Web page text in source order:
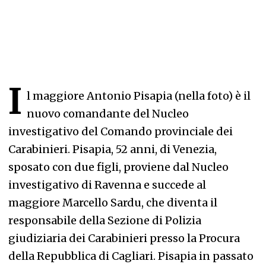
I l maggiore Antonio Pisapia (nella foto) è il
nuovo comandante del Nucleo
investigativo del Comando provinciale dei
Carabinieri. Pisapia, 52 anni, di Venezia,
sposato con due figli, proviene dal Nucleo
investigativo di Ravenna e succede al
maggiore Marcello Sardu, che diventa il
responsabile della Sezione di Polizia
giudiziaria dei Carabinieri presso la Procura
della Repubblica di Cagliari. Pisapia in passato